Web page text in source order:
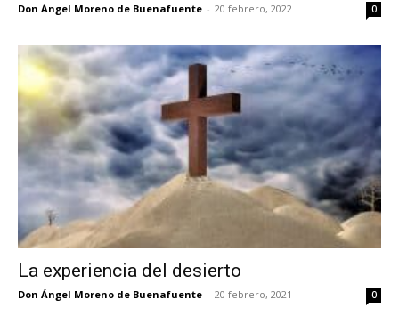
Don Ángel Moreno de Buenafuente - 20 febrero, 2022 0
La experiencia del desierto
Don Ángel Moreno de Buenafuente - 20 febrero, 2021 0